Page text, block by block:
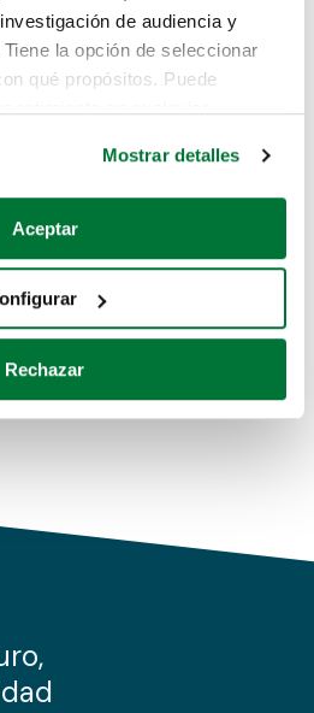
de audiencia y
la opción de seleccionar
qué propósitos. Puede
sobre su ubicación geográfica
analizándolo activamente
específicas (huellas
sobre cómo se procesan sus
que haga del sitio web con
sociales, publicidad y análisis
Mostrar detalles
Aceptar
Rechazar
el coche que estás
estos enlaces: